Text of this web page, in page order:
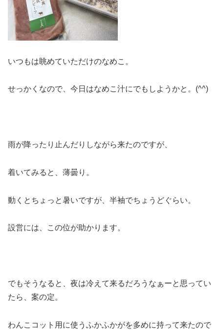
いつもは眺めていただけのなめこ。
せっかくなので、今日はなめこ汁にでもしようかと。(^^)
雨が降ったり止んだりしながら来たのですが、
着いてみると、薄曇り。
動くとちょっと暑いですが、半袖でちょうどぐらい。
設営には、この位が助かります。
でもそうなると、夜は冷えて来るだろうなぁーと思ってい
たら、案の定。
わんこコット用に使うふかふかがを多めに持って来たので